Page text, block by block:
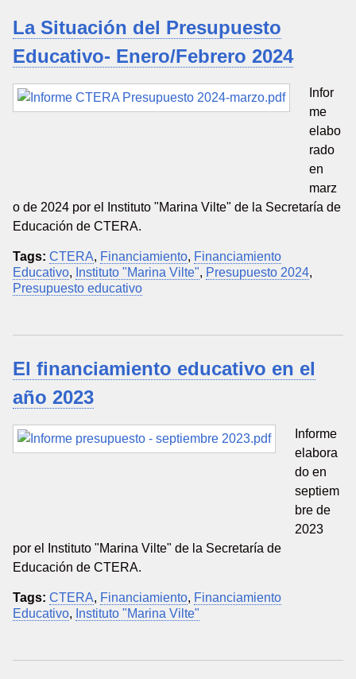
La Situación del Presupuesto
Educativo- Enero/Febrero 2024
Infor
me
elabo
rado
en
marz
o de 2024 por el Instituto "Marina Vilte" de la Secretaría de
Educación de CTERA.
Tags: CTERA, Financiamiento, Financiamiento
Educativo, Instituto "Marina Vilte", Presupuesto 2024,
Presupuesto educativo
El financiamiento educativo en el
año 2023
Informe
elabora
do en
septiem
bre de
2023
por el Instituto "Marina Vilte" de la Secretaría de
Educación de CTERA.
Tags: CTERA, Financiamiento, Financiamiento
Educativo, Instituto "Marina Vilte"